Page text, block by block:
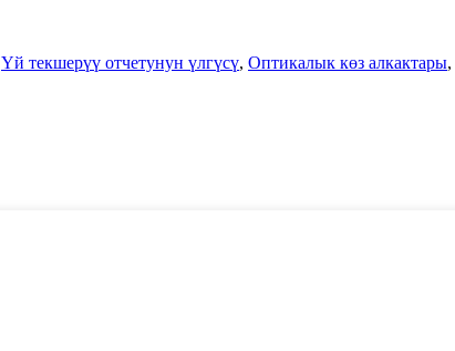
Үй текшерүү отчетунун үлгүсү, Оптикалык көз алкактары,